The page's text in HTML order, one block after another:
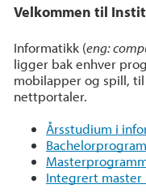
Velkommen til
Informatikk (eng:
ligger bak enhver
mobilapper og spill, til
nettportaler.
Årsstudium i
Integrert master